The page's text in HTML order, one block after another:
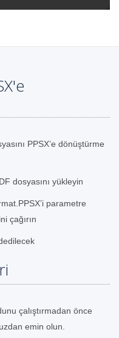
PPSX’e dönüştürme
dosyasını yükleyin
parametre
çağırın
çalıştırmadan önce
emin olun.